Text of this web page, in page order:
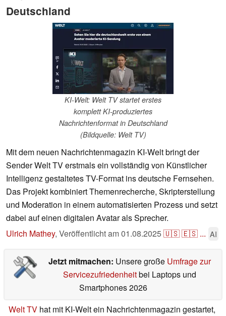
Deutschland
KI-Welt: Welt TV startet erstes
komplett KI-produziertes
Nachrichtenformat in Deutschland
(Bildquelle: Welt TV)
Mit dem neuen Nachrichtenmagazin KI-Welt bringt der
Sender Welt TV erstmals ein vollständig von Künstlicher
Intelligenz gestaltetes TV-Format ins deutsche Fernsehen.
Das Projekt kombiniert Themenrecherche, Skripterstellung
und Moderation in einem automatisierten Prozess und setzt
dabei auf einen digitalen Avatar als Sprecher.
Ulrich Mathey, Veröffentlicht am01.08.2025🇺🇸🇪🇸 ... AI
Jetzt mitmachen: Unsere große Umfrage zur
Servicezufriedenheitbei Laptops und
Smartphones 2026
Welt TV hat mit KI-Welt ein Nachrichtenmagazin gestartet,